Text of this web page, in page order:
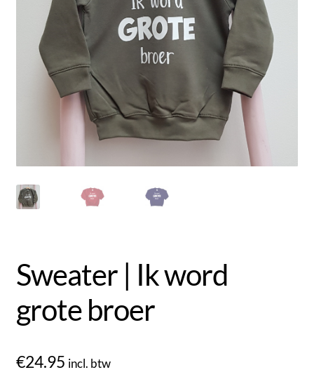
Uitverkoop
Klantenservice
Contact
Sweater | Ik word
grote broer
€24.95 incl. btw